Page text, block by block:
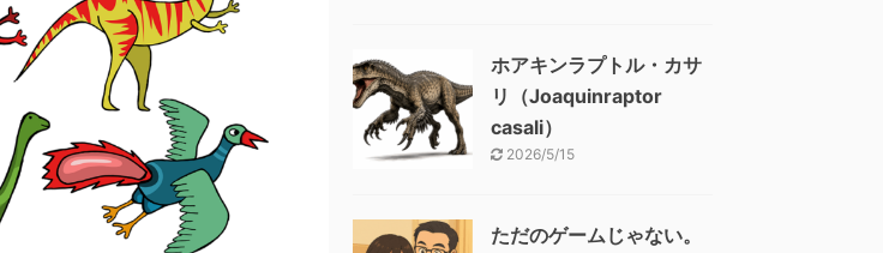
ホアキンラプトル・カサ
リ（Joaquinraptor
casali）
2026/5/15
ただのゲームじゃない。